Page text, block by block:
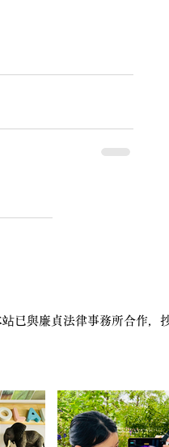
已與廉貞法律事務所合作，